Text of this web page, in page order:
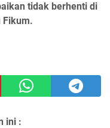
tidak berhenti di
Fikum.
ini :